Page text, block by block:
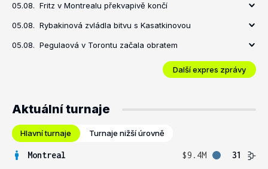
05.08. Fritz v Montrealu překvapivě končí
05.08. Rybakinová zvládla bitvu s Kasatkinovou
05.08. Pegulaová v Torontu začala obratem
Další expres zprávy
Aktuální turnaje
Hlavní turnaje Turnaje nižší úrovně
Montreal $9.4M
31